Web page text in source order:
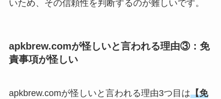
いため、その信頼性を判断するのが難しいです。
apkbrew.comが怪しいと言われる理由③： 免
責事項が怪しい
apkbrew.comが怪しいと言われる理由3つ目は【免